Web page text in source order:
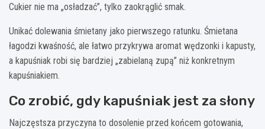
Cukier nie ma „osładzać”, tylko zaokrąglić smak.
Unikać dolewania śmietany jako pierwszego ratunku. Śmietana
łagodzi kwaśność, ale łatwo przykrywa aromat wędzonki i kapusty,
a kapuśniak robi się bardziej „zabielaną zupą” niż konkretnym
kapuśniakiem.
Co zrobić, gdy kapuśniak jest za słony
Najczęstsza przyczyna to dosolenie przed końcem gotowania,